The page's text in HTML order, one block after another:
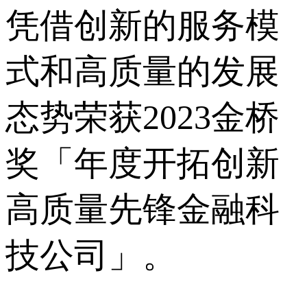
凭借创新的服务模
式和高质量的发展
态势荣获2023金桥
奖「年度开拓创新
高质量先锋金融科
技公司」。